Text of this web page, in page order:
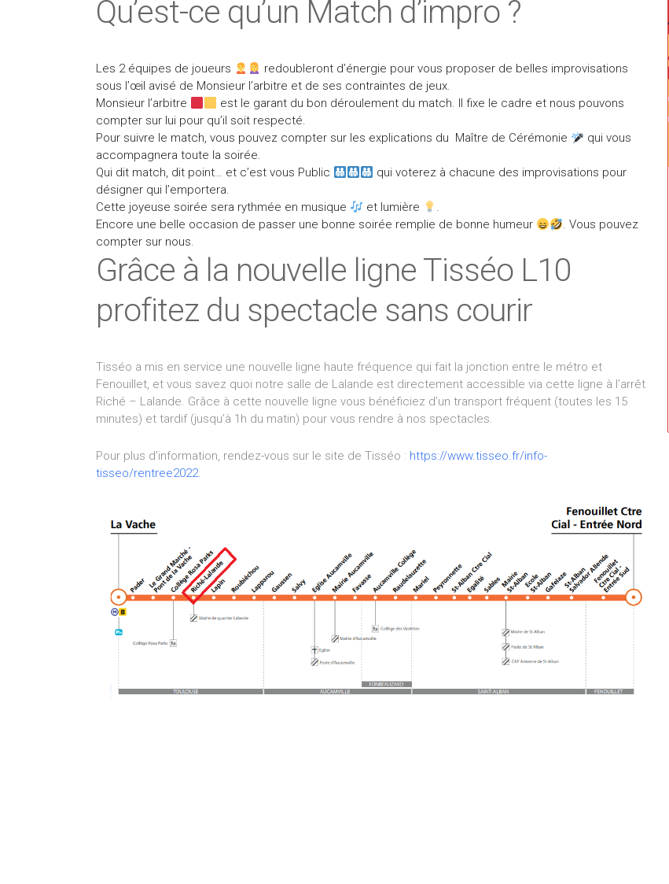
Qu’est-ce qu’un Match d’impro ?
Les 2 équipes de joueurs
redoubleront d’énergie pour vous proposer de belles improvisations
sous l’œil avisé de Monsieur l’arbitre et de ses contraintes de jeux.
Monsieur l’arbitre
est le garant du bon déroulement du match. Il fixe le cadre et nous pouvons
compter sur lui pour qu’il soit respecté.
Pour suivre le match, vous pouvez compter sur les explications du Maître de Cérémonie
qui vous
accompagnera toute la soirée.
Qui dit match, dit point… et c’est vous Public
qui voterez à chacune des improvisations pour
désigner qui l’emportera.
Cette joyeuse soirée sera rythmée en musique
et lumière
.
Encore une belle occasion de passer une bonne soirée remplie de bonne humeur
. Vous pouvez
compter sur nous.
Grâce à la nouvelle ligne Tisséo L10
profitez du spectacle sans courir
Tisséo a mis en service une nouvelle ligne haute fréquence qui fait la jonction entre le métro et
Fenouillet, et vous savez quoi notre salle de Lalande est directement accessible via cette ligne à l’arrêt
Riché – Lalande. Grâce à cette nouvelle ligne vous bénéficiez d’un transport fréquent (toutes les 15
minutes) et tardif (jusqu’à 1h du matin) pour vous rendre à nos spectacles.
Pour plus d’information, rendez-vous sur le site de Tisséo : https://www.tisseo.fr/info-
tisseo/rentree2022.